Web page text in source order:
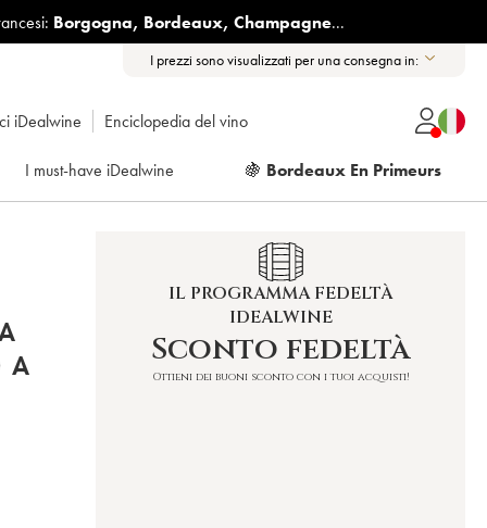
Borgogna, Bordeaux, Champagne...
I prezzi sono visualizzati per una consegna in:
iDealwine Enciclopedia del vino
I must-have iDealwine 🍇 Bordeaux En Primeurs
A
IL PROGRAMMA FEDELTÀ
IDEALWINE
Sconto fedeltà
Ottieni dei buoni sconto con i tuoi acquisti!